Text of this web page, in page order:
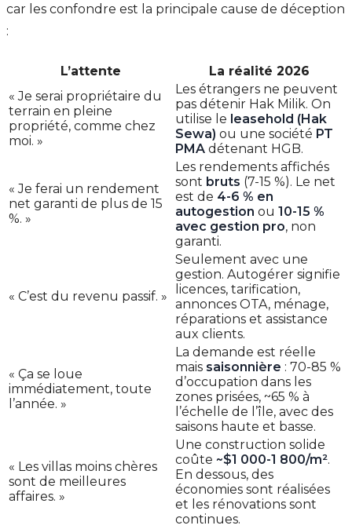
car les confondre est la principale cause de déception
:
L’attente
La réalité 2026
« Je serai propriétaire du
terrain en pleine
propriété, comme chez
moi. »
Les étrangers ne peuvent
pas détenir Hak Milik. On
utilise le leasehold (Hak
Sewa) ou une société PT
PMA détenant HGB.
« Je ferai un rendement
net garanti de plus de 15
%. »
Les rendements affichés
sont bruts (7-15 %). Le net
est de 4-6 % en
autogestion ou 10-15 %
avec gestion pro, non
garanti.
« C’est du revenu passif. »
Seulement avec une
gestion. Autogérer signifie
licences, tarification,
annonces OTA, ménage,
réparations et assistance
aux clients.
« Ça se loue
immédiatement, toute
l’année. »
La demande est réelle
mais saisonnière : 70-85 %
d’occupation dans les
zones prisées, ~65 % à
l’échelle de l’île, avec des
saisons haute et basse.
« Les villas moins chères
sont de meilleures
affaires. »
Une construction solide
coûte ~$1 000-1 800/m².
En dessous, des
économies sont réalisées
et les rénovations sont
continues.